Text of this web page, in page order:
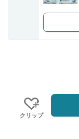
クリップ